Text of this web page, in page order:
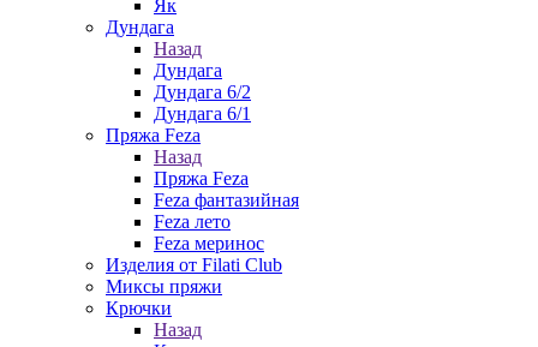
Як
Дундага
Назад
Дундага
Дундага 6/2
Дундага 6/1
Пряжа Feza
Назад
Пряжа Feza
Feza фантазийная
Feza лето
Feza меринос
Изделия от Filati Club
Миксы пряжи
Крючки
Назад